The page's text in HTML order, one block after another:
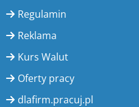
Regulamin
Reklama
Kurs Walut
Oferty pracy
dlafirm.pracuj.pl